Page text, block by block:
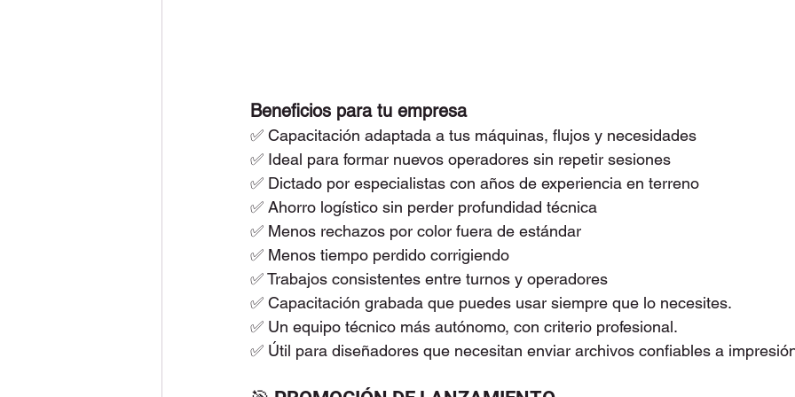
Beneficios para tu empresa
✅ Capacitación adaptada a tus máquinas, flujos y necesidades
✅ Ideal para formar nuevos operadores sin repetir sesiones
✅ Dictado por especialistas con años de experiencia en terreno
✅ Ahorro logístico sin perder profundidad técnica
✅ Menos rechazos por color fuera de estándar
✅ Menos tiempo perdido corrigiendo
✅ Trabajos consistentes entre turnos y operadores
✅ Capacitación grabada que puedes usar siempre que lo necesites.
✅ Un equipo técnico más autónomo, con criterio profesional.
✅ Útil para diseñadores que necesitan enviar archivos confiables a